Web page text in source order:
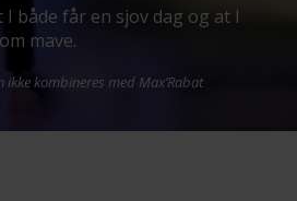
både får en sjov dag og at I
mave.
ikke kombineres med Max’Rabat